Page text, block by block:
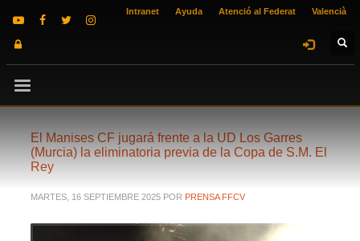
Intranet Ayuda Atenció al Federat Valencià
El Manises CF jugará frente a la UD Los Garres
(Murcia) la eliminatoria previa de la Copa de S.M. El
Rey
MARTES, 16 SEPTIEMBRE 2025 POR PRENSA FFCV